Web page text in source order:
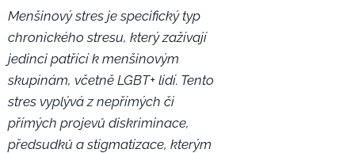
Menšinový stres je specifický typ
chronického stresu, který zažívají
jedinci patřící k menšinovým
skupinám, včetně LGBT+ lidí. Tento
stres vyplývá z nepřímých či
přímých projevů diskriminace,
předsudků a stigmatizace, kterým